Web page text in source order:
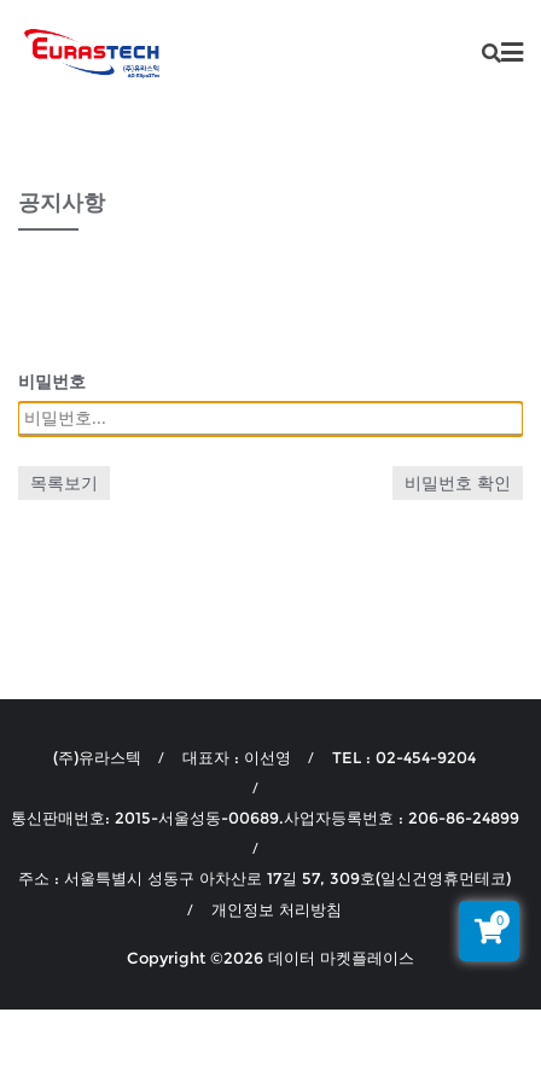
공지사항
비밀번호
목록보기 비밀번호 확인
(주)유라스텍 대표자 : 이선영 TEL : 02-454-9204
통신판매번호: 2015-서울성동-00689.사업자등록번호 : 206-86-24899
주소 : 서울특별시 성동구 아차산로 17길 57, 309호(일신건영휴먼테코)
개인정보 처리방침
Copyright ©2026 데이터 마켓플레이스
0